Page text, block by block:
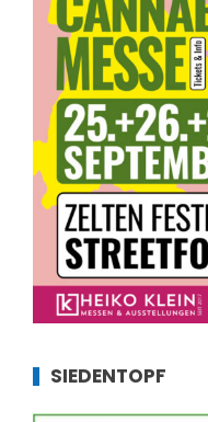
SIEDENTOPF